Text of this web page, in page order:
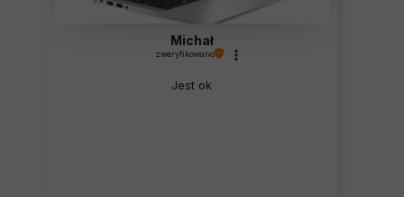
Michał
zweryfikowano
Jest ok